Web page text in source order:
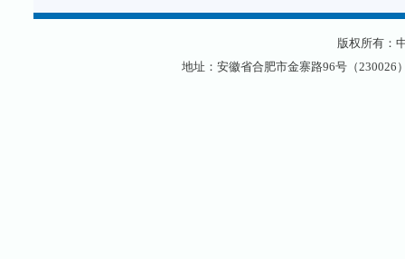
版权所有：
地址：安徽省合肥市金寨路96号（230026